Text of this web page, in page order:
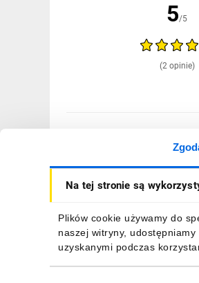
Na tej stronie są
Plików cookie używamy do
naszej witryny,
uzyskanymi podczas
5/5
(2 opinie)
ZGŁOŚ NADUŻYCIE
05.03.2026
*****